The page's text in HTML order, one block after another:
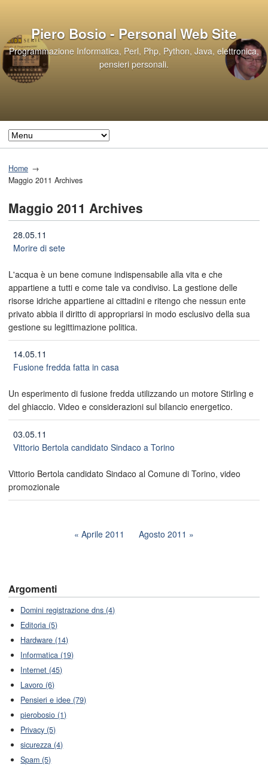
Piero Bosio - Personal Web Site
Programmazione Informatica, Perl, Php, Python, Java, elettronica,
pensieri personali.
Home
Maggio 2011 Archives
Maggio 2011 Archives
28.05.11
Morire di sete
L'acqua è un bene comune indispensabile alla vita e che
appartiene a tutti e come tale va condiviso. La gestione delle
risorse idriche appartiene ai cittadini e ritengo che nessun ente
privato abbia il diritto di appropriarsi in modo esclusivo della sua
gestione su legittimazione politica.
14.05.11
Fusione fredda fatta in casa
Un esperimento di fusione fredda utilizzando un motore Stirling e
del ghiaccio. Video e considerazioni sul bilancio energetico.
03.05.11
Vittorio Bertola candidato Sindaco a Torino
Vittorio Bertola candidato Sindaco al Comune di Torino, video
promozionale
Aprile 2011 Agosto 2011
Argomenti
Domini registrazione dns (4)
Editoria (5)
Hardware (14)
Informatica (19)
Internet (45)
Lavoro (6)
Pensieri e idee (79)
pierobosio (1)
Privacy (5)
sicurezza (4)
Spam (5)